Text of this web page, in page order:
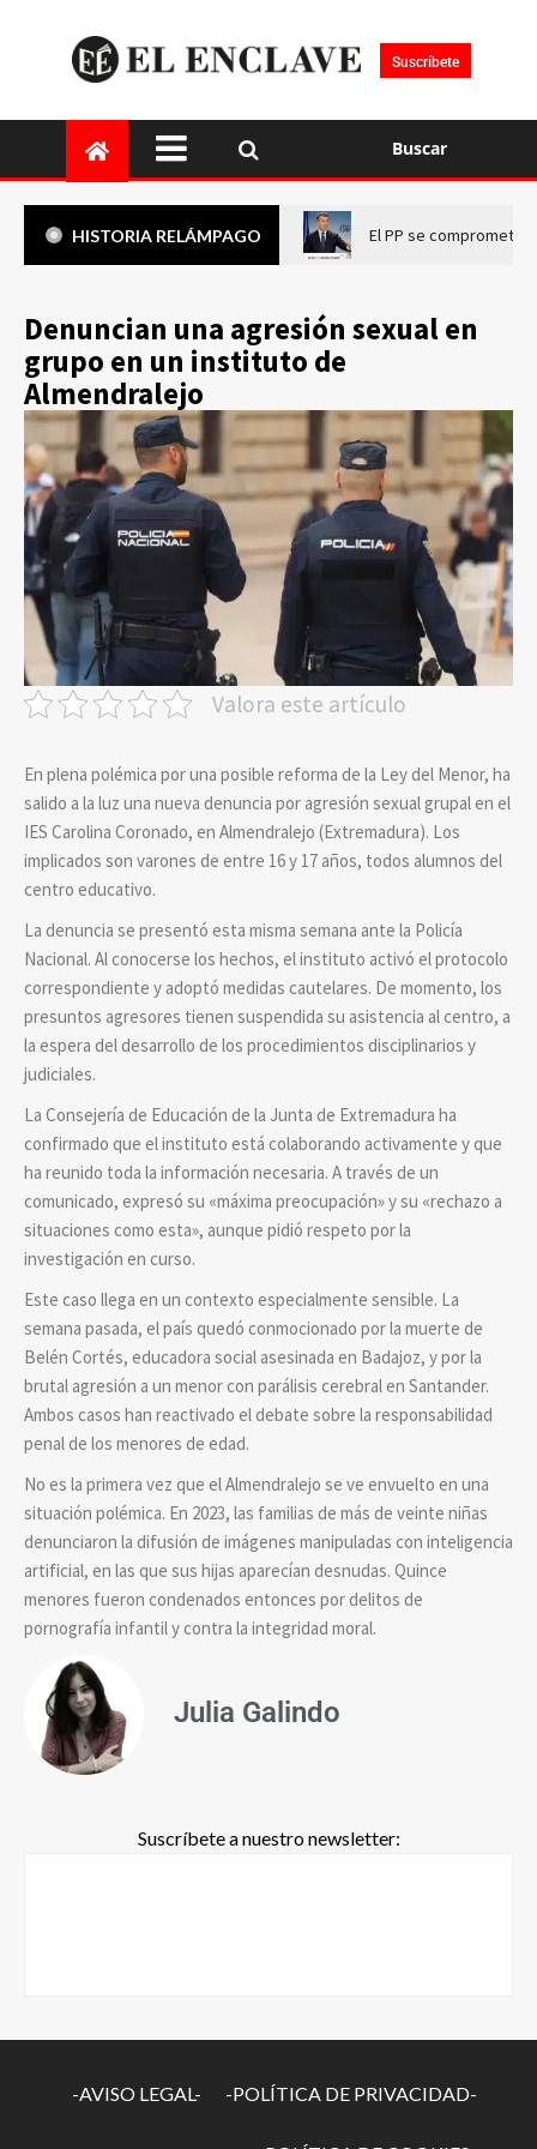
Suscríbete
Buscar
HISTORIA RELÁMPAGO El PP se compromete
Denuncian una agresión sexual en
grupo en un instituto de
Almendralejo
Valora este artículo
En plena polémica por una posible reforma de la Ley del Menor, ha
salido a la luz una nueva denuncia por agresión sexual grupal en el
IES Carolina Coronado, en Almendralejo (Extremadura). Los
implicados son varones de entre 16 y 17 años, todos alumnos del
centro educativo.
La denuncia se presentó esta misma semana ante la Policía
Nacional. Al conocerse los hechos, el instituto activó el protocolo
correspondiente y adoptó medidas cautelares. De momento, los
presuntos agresores tienen suspendida su asistencia al centro, a
la espera del desarrollo de los procedimientos disciplinarios y
judiciales.
La Consejería de Educación de la Junta de Extremadura ha
confirmado que el instituto está colaborando activamente y que
ha reunido toda la información necesaria. A través de un
comunicado, expresó su «máxima preocupación» y su «rechazo a
situaciones como esta», aunque pidió respeto por la
investigación en curso.
Este caso llega en un contexto especialmente sensible. La
semana pasada, el país quedó conmocionado por la muerte de
Belén Cortés, educadora social asesinada en Badajoz, y por la
brutal agresión a un menor con parálisis cerebral en Santander.
Ambos casos han reactivado el debate sobre la responsabilidad
penal de los menores de edad.
No es la primera vez que el Almendralejo se ve envuelto en una
situación polémica. En 2023, las familias de más de veinte niñas
denunciaron la difusión de imágenes manipuladas con inteligencia
artificial, en las que sus hijas aparecían desnudas. Quince
menores fueron condenados entonces por delitos de
pornografía infantil y contra la integridad moral.
Julia Galindo
Suscríbete a nuestro newsletter:
-AVISO LEGAL- -POLÍTICA DE PRIVACIDAD-